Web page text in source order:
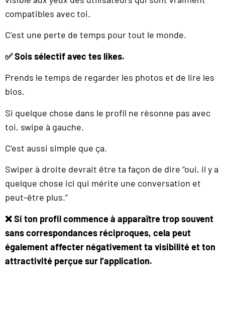
compatibles avec toi.
C’est une perte de temps pour tout le monde.
✅ Sois sélectif avec tes likes.
Prends le temps de regarder les photos et de lire les
bios.
Si quelque chose dans le profil ne résonne pas avec
toi, swipe à gauche.
C’est aussi simple que ça.
Swiper à droite devrait être ta façon de dire “oui, il y a
quelque chose ici qui mérite une conversation et
peut-être plus.”
❌ Si ton profil commence à apparaître trop souvent
sans correspondances réciproques, cela peut
également affecter négativement ta visibilité et ton
attractivité perçue sur l’application.